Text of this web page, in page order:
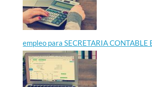
empleo para SECRETARIA CONTABLE